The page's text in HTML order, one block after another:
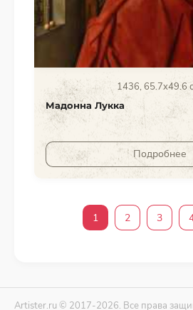
1436, 65.7x49.6
Мадонна Лукка
Подробнее
1 2 3
Artister.ru © 2017-2026. Все права